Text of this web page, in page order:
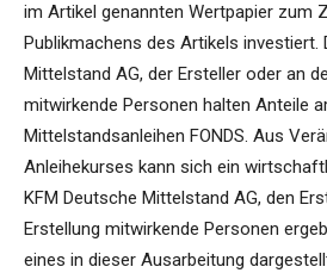
im Artikel genannten Wertpapier zum
Publikmachens des Artikels investiert.
Mittelstand AG, der Ersteller oder an
mitwirkende Personen halten Anteile
Mittelstandsanleihen FONDS. Aus
Anleihekurses kann sich ein
KFM Deutsche Mittelstand AG, den
Erstellung mitwirkende Personen
eines in dieser Ausarbeitung